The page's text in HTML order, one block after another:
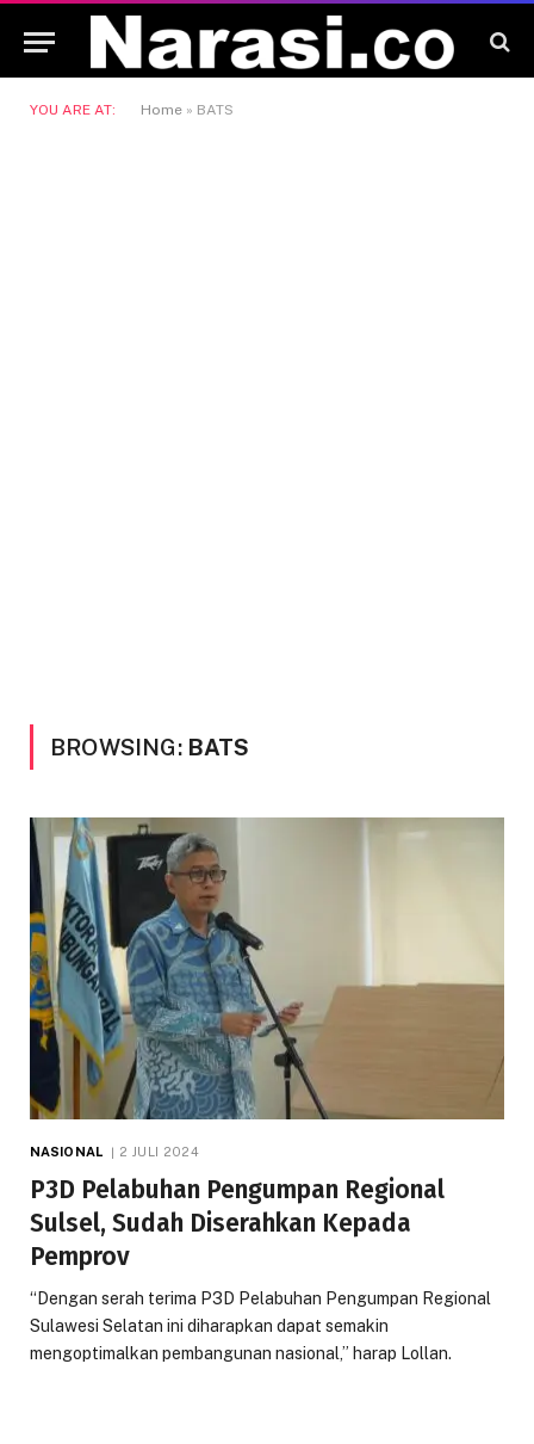
YOU ARE AT: Home » BATS
BROWSING: BATS
NASIONAL 2 JULI 2024
P3D Pelabuhan Pengumpan Regional
Sulsel, Sudah Diserahkan Kepada
Pemprov
“Dengan serah terima P3D Pelabuhan Pengumpan Regional
Sulawesi Selatan ini diharapkan dapat semakin
mengoptimalkan pembangunan nasional,” harap Lollan.